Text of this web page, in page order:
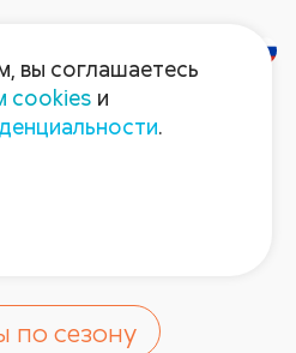
защите
и
по сезону
вы соглашаетесь
cookies и
.